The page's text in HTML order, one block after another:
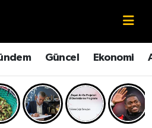
Güncel Ekonomi
Röportajları
Eczaneler
Durumu
Vakitleri